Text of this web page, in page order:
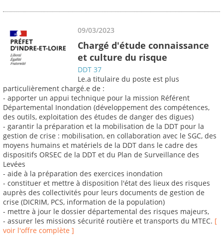
09/03/2023
Chargé d'étude connaissance
et culture du risque
DDT 37
Le.a titulaire du poste est plus
particulièrement chargé.e de :
- apporter un appui technique pour la mission Référent
Départemental Inondation (développement des compétences,
des outils, exploitation des études de danger des digues)
- garantir la préparation et la mobilisation de la DDT pour la
gestion de crise : mobilisation, en collaboration avec le SGC, des
moyens humains et matériels de la DDT dans le cadre des
dispositifs ORSEC de la DDT et du Plan de Surveillance des
Levées
- aide à la préparation des exercices inondation
- constituer et mettre à disposition l'état des lieux des risques
auprès des collectivités pour leurs documents de gestion de
crise (DICRIM, PCS, information de la population)
- mettre à jour le dossier départemental des risques majeurs,
- assurer les missions sécurité routière et transports du MTEC. [
voir l'offre complète ]